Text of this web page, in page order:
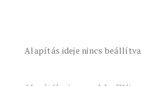
Alapítás ideje nincs beállítva